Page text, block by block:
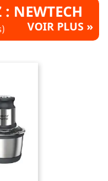
: NEWTECH
VOIR PLUS »